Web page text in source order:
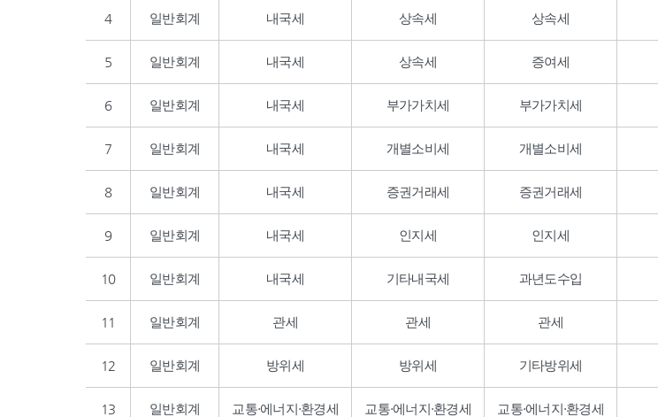
4 일반회계 내국세 상속세 상속세
5 일반회계 내국세 상속세 증여세
6 일반회계 내국세 부가가치세 부가가치세
7 일반회계 내국세 개별소비세 개별소비세
8 일반회계 내국세 증권거래세 증권거래세
9 일반회계 내국세 인지세 인지세
10 일반회계 내국세 기타내국세 과년도수입
11 일반회계 관세 관세 관세
12 일반회계 방위세 방위세 기타방위세
13 일반회계 교통·에너지·환경세 교통·에너지·환경세 교통·에너지·환경세